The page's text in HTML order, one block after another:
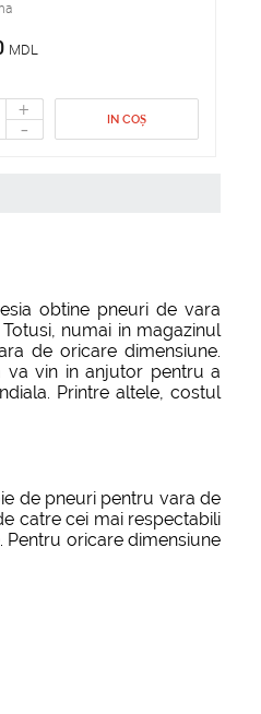
MDL
+
- IN COȘ
obtine pneuri de vara
numai in magazinul
de oricare dimensiune.
va vin in anjutor pentru a
Printre altele, costul
de pneuri pentru vara de
catre cei mai respectabili
oricare dimensiune